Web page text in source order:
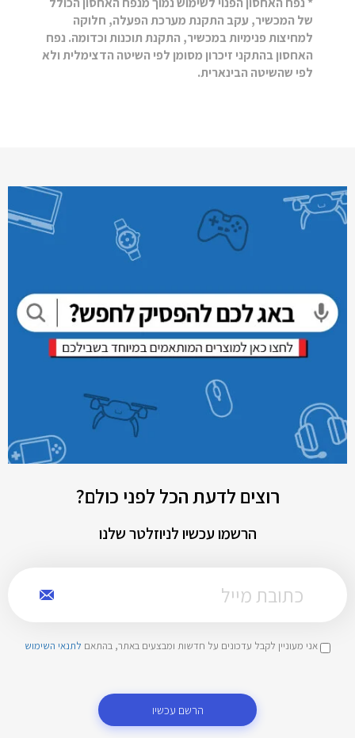
של המכשיר, עקב התקנת מערכת הפעלה, חלוקה
למחיצות פנימיות במכשיר, התקנת תוכנות וכדומה. נפח
האחסון בהתקני זיכרון מסומן לפי השיטה הדצימלית ולא
לפי שהשיטה הבינארית.
רוצים לדעת הכל לפני כולם?
הרשמו עכשיו לניוזלטר שלנו
אני מעוניין לקבל עדכונים על חדשות ומבצעים באתר, בהתאם לתנאי השימוש
הרשם עכשיו